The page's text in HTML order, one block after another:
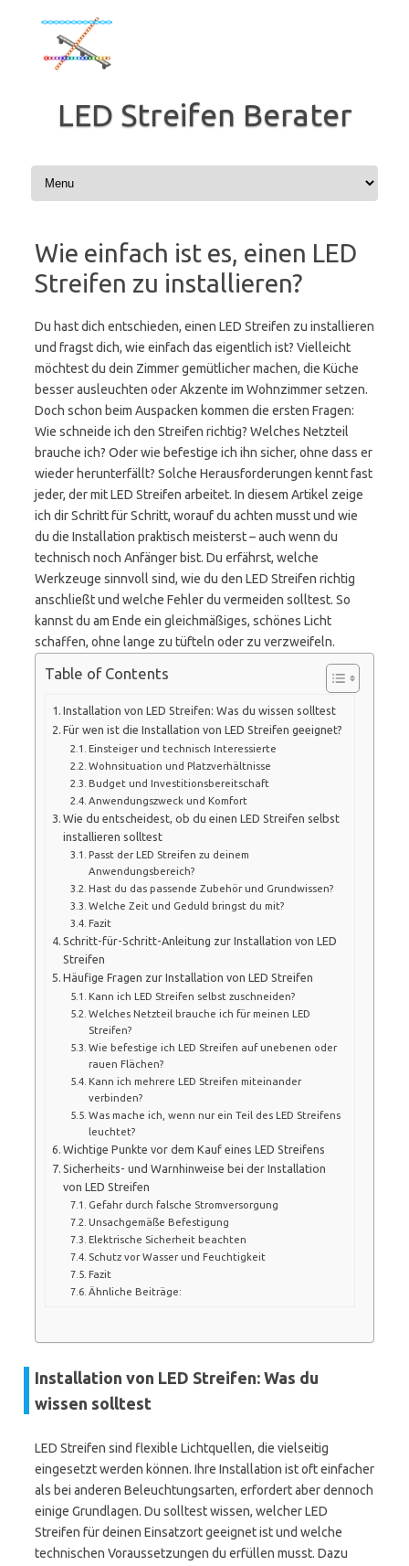
Inhalt
LED Streifen Berater
Wie einfach ist es, einen LED
Streifen zu installieren?
Du hast dich entschieden, einen LED Streifen zu installieren
und fragst dich, wie einfach das eigentlich ist? Vielleicht
möchtest du dein Zimmer gemütlicher machen, die Küche
besser ausleuchten oder Akzente im Wohnzimmer setzen.
Doch schon beim Auspacken kommen die ersten Fragen:
Wie schneide ich den Streifen richtig? Welches Netzteil
brauche ich? Oder wie befestige ich ihn sicher, ohne dass er
wieder herunterfällt? Solche Herausforderungen kennt fast
jeder, der mit LED Streifen arbeitet. In diesem Artikel zeige
ich dir Schritt für Schritt, worauf du achten musst und wie
du die Installation praktisch meisterst – auch wenn du
technisch noch Anfänger bist. Du erfährst, welche
Werkzeuge sinnvoll sind, wie du den LED Streifen richtig
anschließt und welche Fehler du vermeiden solltest. So
kannst du am Ende ein gleichmäßiges, schönes Licht
schaffen, ohne lange zu tüfteln oder zu verzweifeln.
Table of Contents
Installation von LED Streifen: Was du wissen solltest
Für wen ist die Installation von LED Streifen geeignet?
Einsteiger und technisch Interessierte
Wohnsituation und Platzverhältnisse
Budget und Investitionsbereitschaft
Anwendungszweck und Komfort
Wie du entscheidest, ob du einen LED Streifen selbst
installieren solltest
Passt der LED Streifen zu deinem
Anwendungsbereich?
Hast du das passende Zubehör und Grundwissen?
Welche Zeit und Geduld bringst du mit?
Fazit
Schritt-für-Schritt-Anleitung zur Installation von LED
Streifen
Häufige Fragen zur Installation von LED Streifen
Kann ich LED Streifen selbst zuschneiden?
Welches Netzteil brauche ich für meinen LED
Streifen?
Wie befestige ich LED Streifen auf unebenen oder
rauen Flächen?
Kann ich mehrere LED Streifen miteinander
verbinden?
Was mache ich, wenn nur ein Teil des LED Streifens
leuchtet?
Wichtige Punkte vor dem Kauf eines LED Streifens
Sicherheits- und Warnhinweise bei der Installation
von LED Streifen
Gefahr durch falsche Stromversorgung
Unsachgemäße Befestigung
Elektrische Sicherheit beachten
Schutz vor Wasser und Feuchtigkeit
Fazit
Ähnliche Beiträge:
Installation von LED Streifen: Was du
wissen solltest
LED Streifen sind flexible Lichtquellen, die vielseitig
eingesetzt werden können. Ihre Installation ist oft einfacher
als bei anderen Beleuchtungsarten, erfordert aber dennoch
einige Grundlagen. Du solltest wissen, welcher LED
Streifen für deinen Einsatzort geeignet ist und welche
technischen Voraussetzungen du erfüllen musst. Dazu